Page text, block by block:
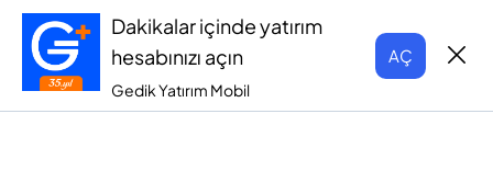
Dakikalar içinde yatırım
hesabınızı açın
Gedik Yatırım Mobil
AÇ